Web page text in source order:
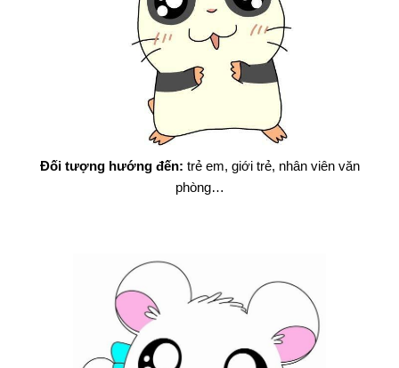
Đối tượng hướng đến: trẻ em, giới trẻ, nhân viên văn
phòng…